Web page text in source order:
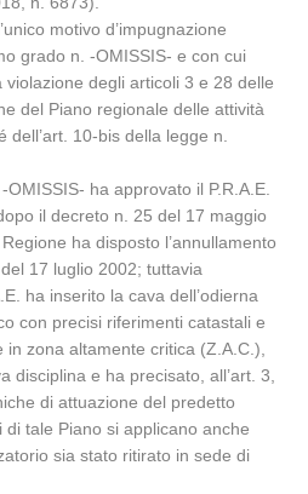
motivo d’impugnazione
grado n. -OMISSIS- e con cui
violazione degli articoli 3 e 28 delle
del Piano regionale delle attività
dell’art. 10-bis della legge n.
ha approvato il P.R.A.E.
il decreto n. 25 del 17 maggio
ha disposto l’annullamento
17 luglio 2002; tuttavia
ha inserito la cava dell’odierna
con precisi riferimenti catastali e
zona altamente critica (Z.A.C.),
disciplina e ha precisato, all’art. 3,
di attuazione del predetto
di tale Piano si applicano anche
sia stato ritirato in sede di